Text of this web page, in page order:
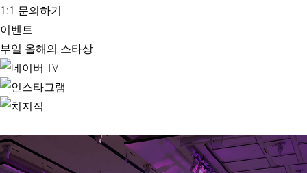
1:1 문의하기
이벤트
부일 올해의 스타상